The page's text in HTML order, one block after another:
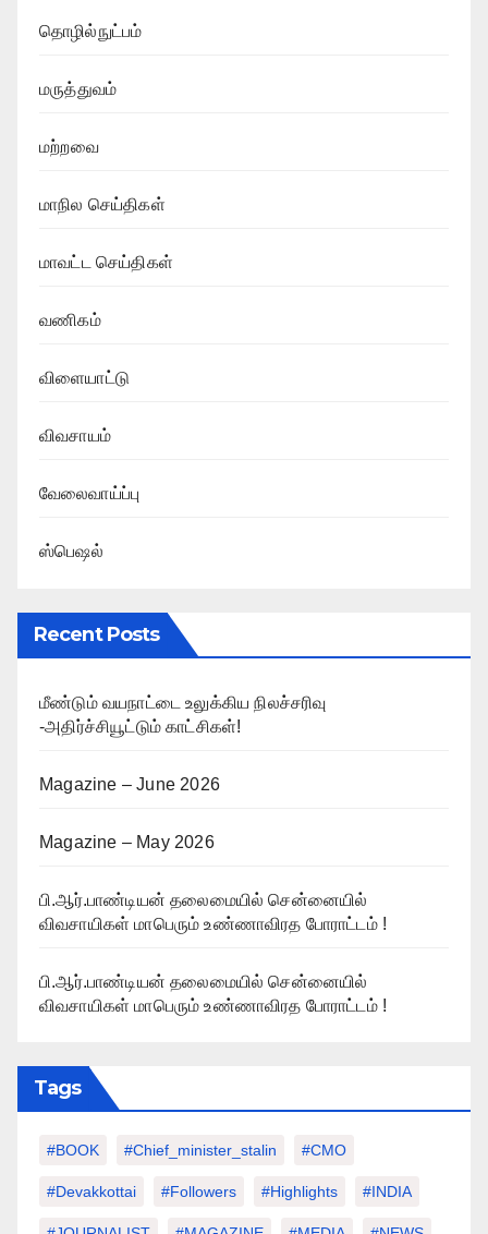
தொழில்நுட்பம்
மருத்துவம்
மற்றவை
மாநில செய்திகள்
மாவட்ட செய்திகள்
வணிகம்
விளையாட்டு
விவசாயம்
வேலைவாய்ப்பு
ஸ்பெஷல்
Recent Posts
மீண்டும் வயநாட்டை உலுக்கிய நிலச்சரிவு
-அதிர்ச்சியூட்டும் காட்சிகள்!
Magazine – June 2026
Magazine – May 2026
பி.ஆர்.பாண்டியன் தலைமையில் சென்னையில்
விவசாயிகள் மாபெரும் உண்ணாவிரத போராட்டம் !
பி.ஆர்.பாண்டியன் தலைமையில் சென்னையில்
விவசாயிகள் மாபெரும் உண்ணாவிரத போராட்டம் !
Tags
#BOOK #chief_minister_stalin #CMO
#devakkottai #followers #highlights #INDIA